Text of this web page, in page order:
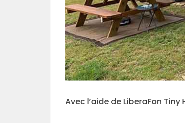
Avec l’aide de LiberaFon